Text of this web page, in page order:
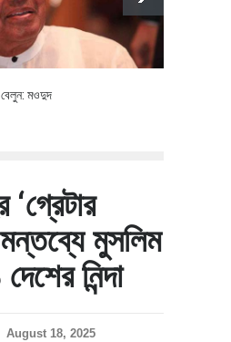
মওদুদ
‘গ্রেটার
মুসলিম
নিন্দা
August 18, 2025